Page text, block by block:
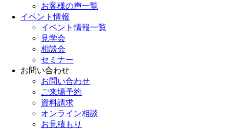
お客様の声一覧
イベント情報
イベント情報一覧
見学会
相談会
セミナー
お問い合わせ
お問い合わせ
ご来場予約
資料請求
オンライン相談
お見積もり